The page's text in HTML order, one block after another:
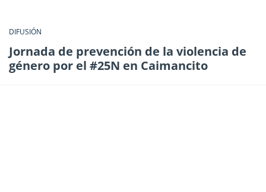
DIFUSIÓN
Jornada de prevención de la violencia de
género por el #25N en Caimancito